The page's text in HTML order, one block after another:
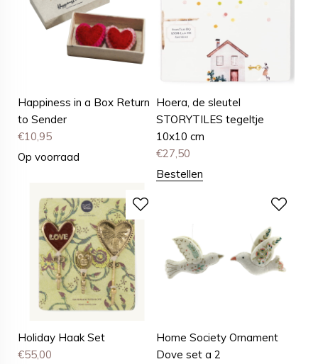
Happiness in a Box Return
to Sender
€10,95
Op voorraad
Hoera, de sleutel
STORYTILES tegeltje
10x10 cm
€27,50
Bestellen
Holiday Haak Set
€55,00
Home Society Ornament
Dove set a 2